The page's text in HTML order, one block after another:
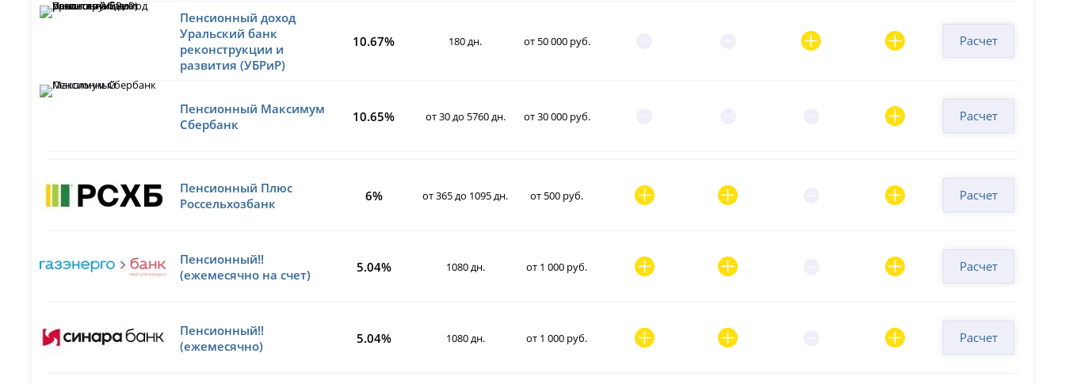
Пенсионный доход
Уральский банк
реконструкции и
развития (УБРиР)
10.67% 180 дн. от 50 000 руб. Расчет
Пенсионный Максимум
Сбербанк
10.65% от 30 до 5760 дн. от 30 000 руб. Расчет
Пенсионный Плюс
Россельхозбанк
6% от 365 до 1095 дн. от 500 руб. Расчет
Пенсионный!!
(ежемесячно на счет)
5.04% 1080 дн. от 1 000 руб. Расчет
Пенсионный!!
(ежемесячно)
5.04% 1080 дн. от 1 000 руб. Расчет